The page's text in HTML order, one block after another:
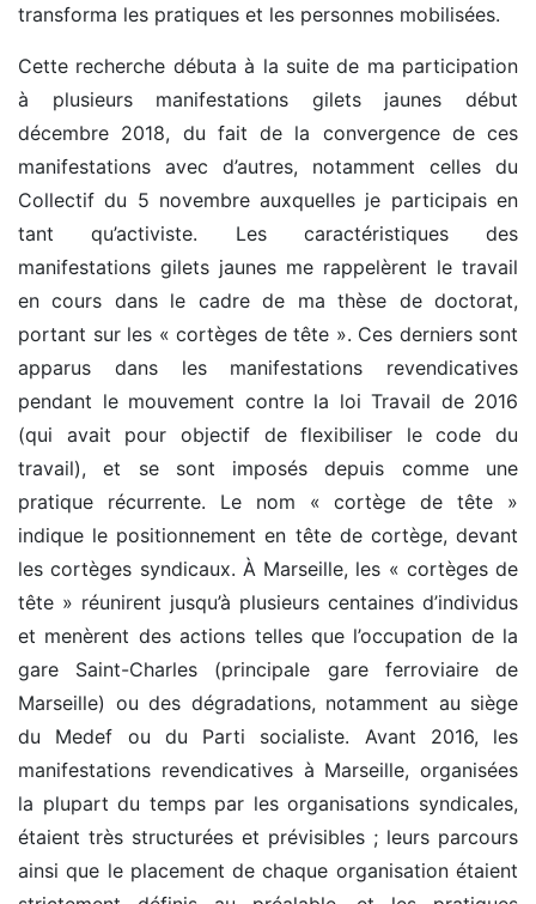
transforma les pratiques et les personnes mobilisées.
Cette recherche débuta à la suite de ma participation
à plusieurs manifestations gilets jaunes début
décembre 2018, du fait de la convergence de ces
manifestations avec d’autres, notamment celles du
Collectif du 5 novembre auxquelles je participais en
tant qu’activiste. Les caractéristiques des
manifestations gilets jaunes me rappelèrent le travail
en cours dans le cadre de ma thèse de doctorat,
portant sur les « cortèges de tête ». Ces derniers sont
apparus dans les manifestations revendicatives
pendant le mouvement contre la loi Travail de 2016
(qui avait pour objectif de flexibiliser le code du
travail), et se sont imposés depuis comme une
pratique récurrente. Le nom « cortège de tête »
indique le positionnement en tête de cortège, devant
les cortèges syndicaux. À Marseille, les « cortèges de
tête » réunirent jusqu’à plusieurs centaines d’individus
et menèrent des actions telles que l’occupation de la
gare Saint-Charles (principale gare ferroviaire de
Marseille) ou des dégradations, notamment au siège
du Medef ou du Parti socialiste. Avant 2016, les
manifestations revendicatives à Marseille, organisées
la plupart du temps par les organisations syndicales,
étaient très structurées et prévisibles ; leurs parcours
ainsi que le placement de chaque organisation étaient